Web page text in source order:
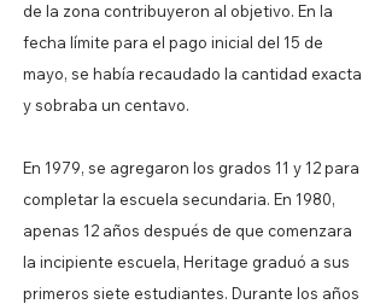
de la zona contribuyeron al objetivo. En la
fecha límite para el pago inicial del 15 de
mayo, se había recaudado la cantidad exacta
y sobraba un centavo.
En 1979, se agregaron los grados 11 y 12 para
completar la escuela secundaria. En 1980,
apenas 12 años después de que comenzara
la incipiente escuela, Heritage graduó a sus
primeros siete estudiantes. Durante los años